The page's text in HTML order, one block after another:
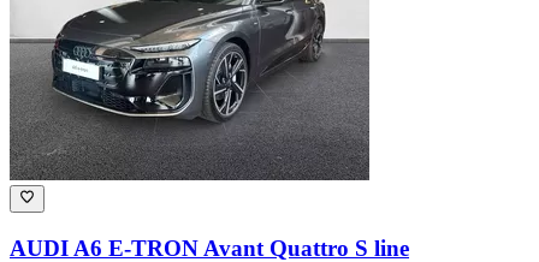
AUDI A6 E-TRON Avant Quattro S line